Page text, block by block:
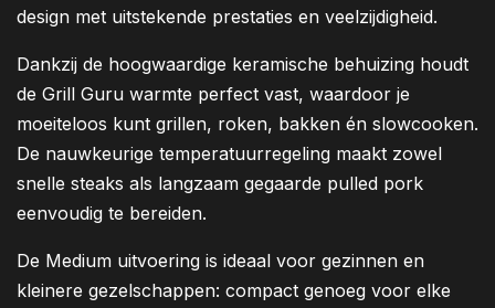
design met uitstekende prestaties en veelzijdigheid.
Dankzij de hoogwaardige keramische behuizing houdt
de Grill Guru warmte perfect vast, waardoor je
moeiteloos kunt grillen, roken, bakken én slowcooken.
De nauwkeurige temperatuurregeling maakt zowel
snelle steaks als langzaam gegaarde pulled pork
eenvoudig te bereiden.
De Medium uitvoering is ideaal voor gezinnen en
kleinere gezelschappen: compact genoeg voor elke